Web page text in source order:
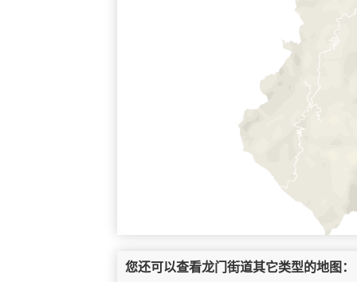
您还可以查看龙门街道其它类型的地图：